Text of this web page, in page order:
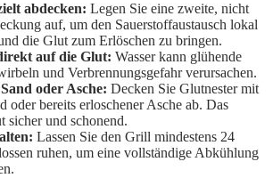
abdecken: Legen Sie eine zweite, nicht
auf, um den Sauerstoffaustausch lokal
die Glut zum Erlöschen zu bringen.
auf die Glut: Wasser kann glühende
und Verbrennungsgefahr verursachen.
oder Asche: Decken Sie Glutnester mit
oder bereits erloschener Asche ab. Das
sicher und schonend.
Lassen Sie den Grill mindestens 24
ruhen, um eine vollständige Abkühlung